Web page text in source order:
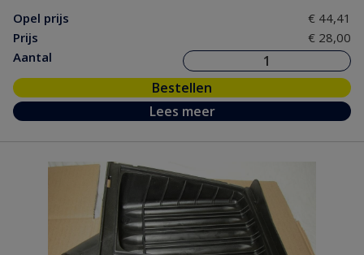
Opel prijs
€ 44,41
Prijs
€ 28,00
Aantal
Bestellen
Lees meer